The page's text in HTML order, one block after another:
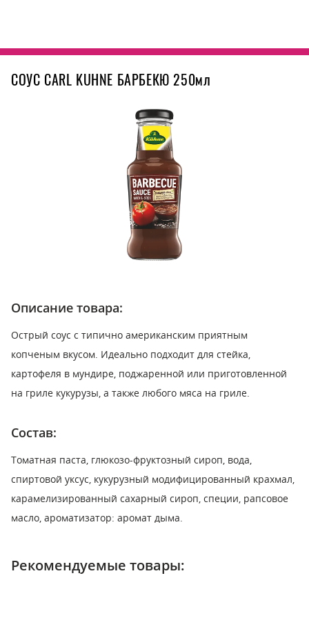
СОУС CARL KUHNE БАРБЕКЮ 250мл
Описание товара:
Острый соус с типично американским приятным
копченым вкусом. Идеально подходит для стейка,
картофеля в мундире, поджаренной или приготовленной
на гриле кукурузы, а также любого мяса на гриле.
Состав:
Томатная паста, глюкозо-фруктозный сироп, вода,
спиртовой уксус, кукурузный модифицированный крахмал,
карамелизированный сахарный сироп, специи, рапсовое
масло, ароматизатор: аромат дыма.
Рекомендуемые товары: